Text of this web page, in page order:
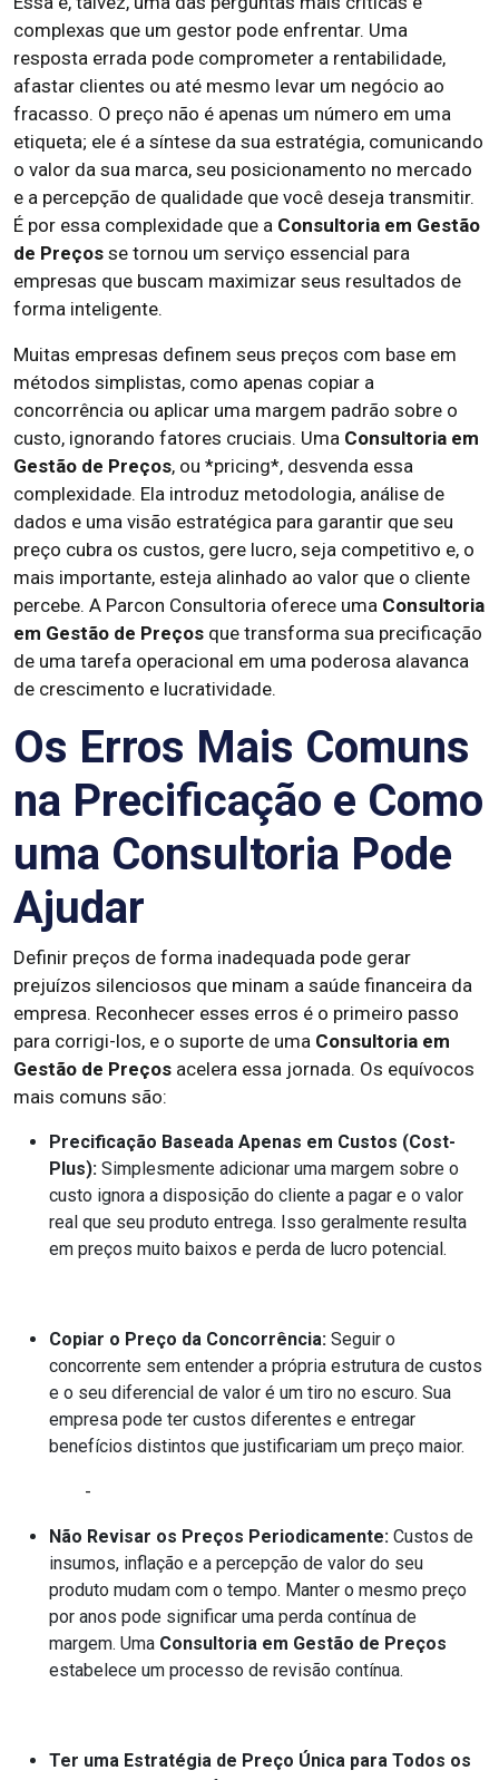
complexas que um gestor pode enfrentar. Uma
resposta errada pode comprometer a rentabilidade,
afastar clientes ou até mesmo levar um negócio ao
fracasso. O preço não é apenas um número em uma
etiqueta; ele é a síntese da sua estratégia, comunicando
o valor da sua marca, seu posicionamento no mercado
e a percepção de qualidade que você deseja transmitir.
É por essa complexidade que a Consultoria em Gestão
de Preços se tornou um serviço essencial para
empresas que buscam maximizar seus resultados de
forma inteligente.
Muitas empresas definem seus preços com base em
métodos simplistas, como apenas copiar a
concorrência ou aplicar uma margem padrão sobre o
custo, ignorando fatores cruciais. Uma Consultoria em
Gestão de Preços, ou *pricing*, desvenda essa
complexidade. Ela introduz metodologia, análise de
dados e uma visão estratégica para garantir que seu
preço cubra os custos, gere lucro, seja competitivo e, o
mais importante, esteja alinhado ao valor que o cliente
percebe. A Parcon Consultoria oferece uma Consultoria
em Gestão de Preços que transforma sua precificação
de uma tarefa operacional em uma poderosa alavanca
de crescimento e lucratividade.
Os Erros Mais Comuns
na Precificação e Como
uma Consultoria Pode
Ajudar
Definir preços de forma inadequada pode gerar
prejuízos silenciosos que minam a saúde financeira da
empresa. Reconhecer esses erros é o primeiro passo
para corrigi-los, e o suporte de uma Consultoria em
Gestão de Preços acelera essa jornada. Os equívocos
mais comuns são:
Precificação Baseada Apenas em Custos (Cost-
Plus): Simplesmente adicionar uma margem sobre o
custo ignora a disposição do cliente a pagar e o valor
real que seu produto entrega. Isso geralmente resulta
em preços muito baixos e perda de lucro potencial.
Copiar o Preço da Concorrência: Seguir o
concorrente sem entender a própria estrutura de custos
e o seu diferencial de valor é um tiro no escuro. Sua
empresa pode ter custos diferentes e entregar
benefícios distintos que justificariam um preço maior.
-
Não Revisar os Preços Periodicamente: Custos de
insumos, inflação e a percepção de valor do seu
produto mudam com o tempo. Manter o mesmo preço
por anos pode significar uma perda contínua de
margem. Uma Consultoria em Gestão de Preços
estabelece um processo de revisão contínua.
Ter uma Estratégia de Preço Única para Todos os